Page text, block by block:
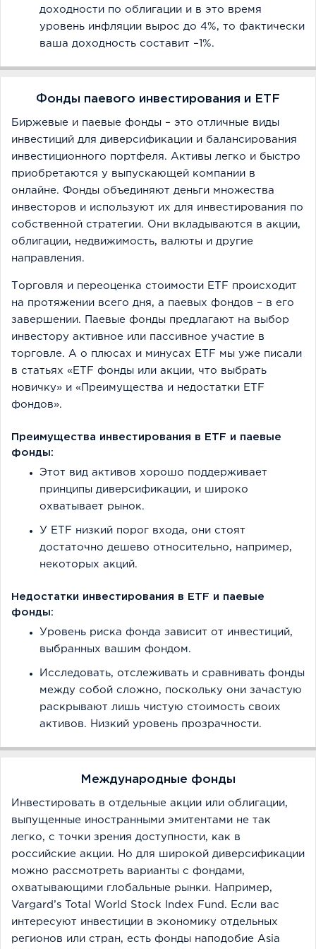
доходности по облигации и в это время
уровень инфляции вырос до 4%, то фактически
ваша доходность составит –1%.
Фонды паевого инвестирования и ETF
Биржевые и паевые фонды – это отличные виды
инвестиций для диверсификации и балансирования
инвестиционного портфеля. Активы легко и быстро
приобретаются у выпускающей компании в
онлайне. Фонды объединяют деньги множества
инвесторов и используют их для инвестирования по
собственной стратегии. Они вкладываются в акции,
облигации, недвижимость, валюты и другие
направления.
Торговля и переоценка стоимости ETF происходит
на протяжении всего дня, а паевых фондов – в его
завершении. Паевые фонды предлагают на выбор
инвестору активное или пассивное участие в
торговле. А о плюсах и минусах ETF мы уже писали
в статьях «ETF фонды или акции, что выбрать
новичку» и «Преимущества и недостатки ETF
фондов».
Преимущества инвестирования в ETF и паевые
фонды:
Этот вид активов хорошо поддерживает
принципы диверсификации, и широко
охватывает рынок.
У ETF низкий порог входа, они стоят
достаточно дешево относительно, например,
некоторых акций.
Недостатки инвестирования в ETF и паевые
фонды:
Уровень риска фонда зависит от инвестиций,
выбранных вашим фондом.
Исследовать, отслеживать и сравнивать фонды
между собой сложно, поскольку они зачастую
раскрывают лишь чистую стоимость своих
активов. Низкий уровень прозрачности.
Международные фонды
Инвестировать в отдельные акции или облигации,
выпущенные иностранными эмитентами не так
легко, с точки зрения доступности, как в
российские акции. Но для широкой диверсификации
можно рассмотреть варианты с фондами,
охватывающими глобальные рынки. Например,
Vargard’s Total World Stock Index Fund. Если вас
интересуют инвестиции в экономику отдельных
регионов или стран, есть фонды наподобие Asia